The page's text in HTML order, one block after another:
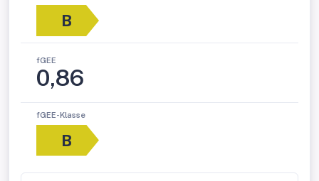
B
fGEE
0,86
fGEE-Klasse
B